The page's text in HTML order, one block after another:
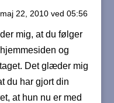
22, 2010 ved 05:56
mig, at du følger
og
Det glæder mig
du har gjort din
at hun nu er med